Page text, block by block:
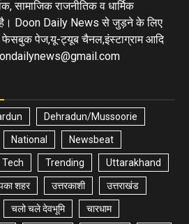
सामाजिक राजनीतिक व धार्मिक
है। Doon Daily News से जुड़ने के लिए
फेसबुक पेज,यू-ट्यूब चैनल,इंस्टाग्राम आदि
Dehradun/Mussoorie
National Newsbeat
Tech Trending Uttarakhand
शहर उत्तरकाशी उत्तराखंड
चलो चले देवभूमि चारधाम